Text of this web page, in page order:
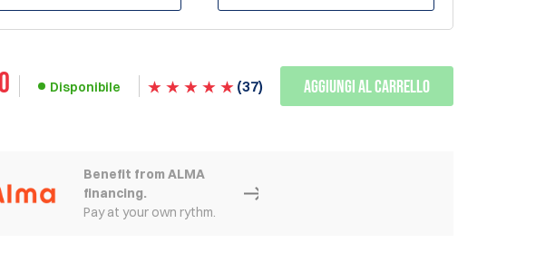
Disponibile (37) Aggiungi al carrello
Benefit from ALMA
financing.
Pay at your own rythm.